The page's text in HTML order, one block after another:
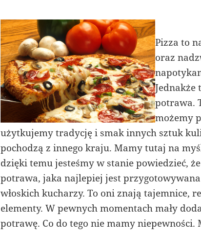
Pizza to
oraz
Jednakże
potrawa.
możemy
użytkujemy tradycję i smak innych sztuk
pochodzą z innego kraju. Mamy tutaj na
dzięki temu jesteśmy w stanie powiedzieć,
potrawa, jaka najlepiej jest
włoskich kucharzy. To oni znają tajemnice,
elementy. W pewnych momentach mały
potrawę. Co do tego nie mamy niepewności.